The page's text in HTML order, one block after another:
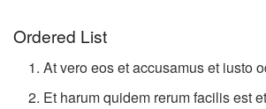
Ordered List
At vero eos et accusamus et iusto
Et harum quidem rerum facilis est